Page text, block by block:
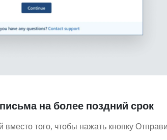
на более поздний срок
того, чтобы нажать кнопку